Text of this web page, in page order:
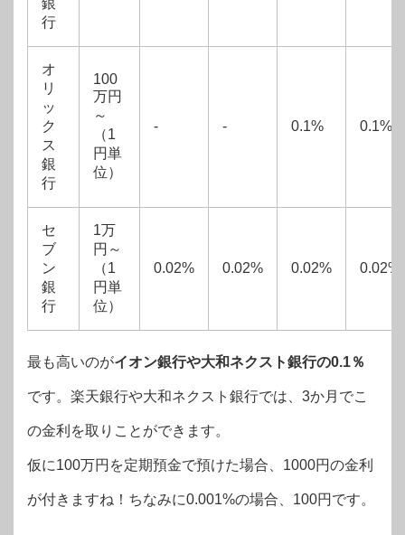
行
オ
リ
ッ
ク
ス
銀
行
100
万円
～
（1
円単
位）
‐ ‐ 0.1% 0.1%
セ
ブ
ン
銀
行
1万
円～
（1
円単
位）
0.02% 0.02% 0.02% 0.02%
最も高いのがイオン銀行や大和ネクスト銀行の0.1％
です。楽天銀行や大和ネクスト銀行では、3か月でこ
の金利を取りことができます。
仮に100万円を定期預金で預けた場合、1000円の金利
が付きますね！ちなみに0.001%の場合、100円です。